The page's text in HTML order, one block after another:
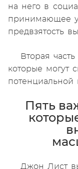
на него в
принимающее
предвзятость
Вторая
которые могут
потенциальной
Пять
Джон Лист